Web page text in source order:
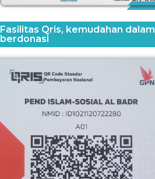
Fasilitas Qris, kemudahan dalam
berdonasi